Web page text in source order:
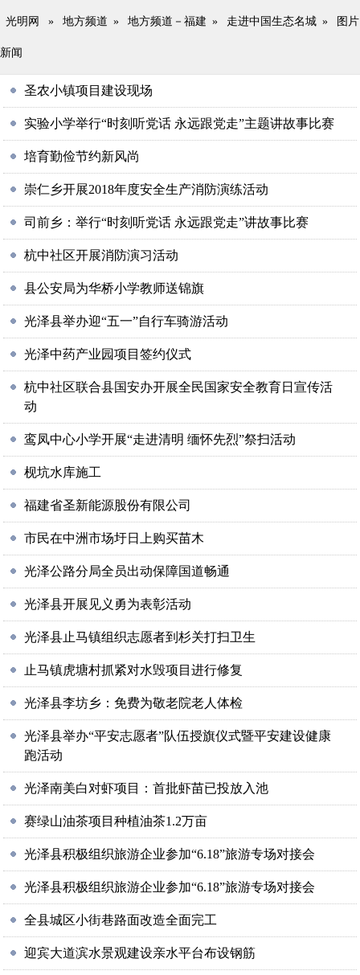
光明网 » 地方频道 » 地方频道－福建 » 走进中国生态名城 » 图片
新闻
圣农小镇项目建设现场
实验小学举行“时刻听党话 永远跟党走”主题讲故事比赛
培育勤俭节约新风尚
崇仁乡开展2018年度安全生产消防演练活动
司前乡：举行“时刻听党话 永远跟党走”讲故事比赛
杭中社区开展消防演习活动
县公安局为华桥小学教师送锦旗
光泽县举办迎“五一”自行车骑游活动
光泽中药产业园项目签约仪式
杭中社区联合县国安办开展全民国家安全教育日宣传活
动
鸾凤中心小学开展“走进清明 缅怀先烈”祭扫活动
枧坑水库施工
福建省圣新能源股份有限公司
市民在中洲市场圩日上购买苗木
光泽公路分局全员出动保障国道畅通
光泽县开展见义勇为表彰活动
光泽县止马镇组织志愿者到杉关打扫卫生
止马镇虎塘村抓紧对水毁项目进行修复
光泽县李坊乡：免费为敬老院老人体检
光泽县举办“平安志愿者”队伍授旗仪式暨平安建设健康
跑活动
光泽南美白对虾项目：首批虾苗已投放入池
赛绿山油茶项目种植油茶1.2万亩
光泽县积极组织旅游企业参加“6.18”旅游专场对接会
光泽县积极组织旅游企业参加“6.18”旅游专场对接会
全县城区小街巷路面改造全面完工
迎宾大道滨水景观建设亲水平台布设钢筋